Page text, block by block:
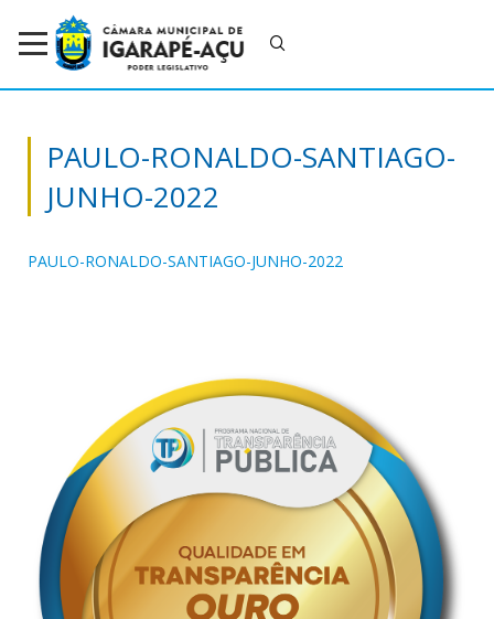
PAULO-RONALDO-SANTIAGO-
JUNHO-2022
PAULO-RONALDO-SANTIAGO-JUNHO-2022